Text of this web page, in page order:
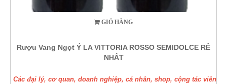
GIỎ HÀNG
Rượu Vang Ngọt Ý LA VITTORIA ROSSO SEMIDOLCE RẺ
NHẤT
Các đại lý, cơ quan, doanh nghiệp, cá nhân, shop, cộng tác viên